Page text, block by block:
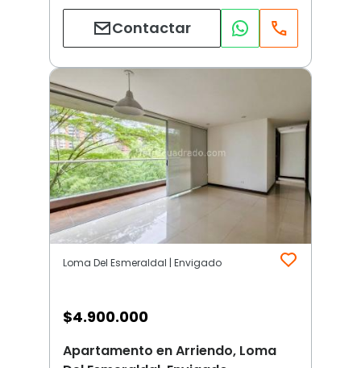
Contactar
Loma Del Esmeraldal | Envigado
$4.900.000
Apartamento en Arriendo, Loma